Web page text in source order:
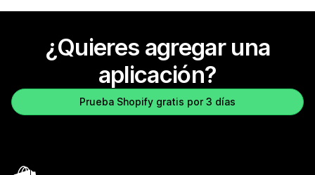
¿Quieres agregar una
aplicación?
Prueba Shopify gratis por 3 días